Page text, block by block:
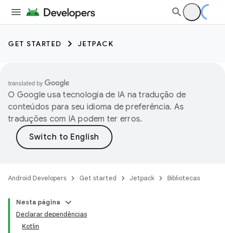
GET STARTED JETPACK
O Google usa tecnologia de IA na tradução de
conteúdos para seu idioma de preferência. As
traduções com IA podem ter erros.
Android Developers Get started Jetpack Bibliotecas
Nesta página
Declarar dependências
Kotlin